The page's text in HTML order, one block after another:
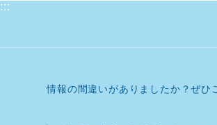
:::
情報の間違いがありましたか？ぜひ